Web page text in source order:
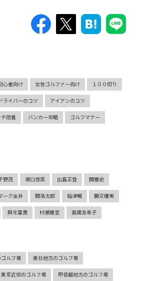
心者向け 女性ゴルファー向け １００切り
ドライバーのコツ アイアンのコツ
改善 バンカー攻略 ゴルフマナー
野茂 坂口悠菜 出島正登 関雅史
ーク金井 関浩太郎 稲津暢 勝又優美
麻生富貴 村瀬雅宣 高橋友希子
ルフ場 東北地方のゴルフ場
東京近郊のゴルフ場 甲信越地方のゴルフ場